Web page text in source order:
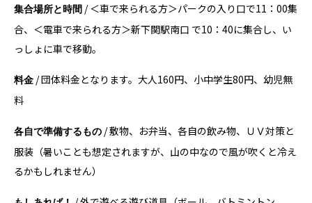
集合場所と時間 / ＜車で来られる方＞パークの入り口で11：00集
合、＜電車で来られる方＞新下関駅南口 で10：40に集合し、い
っしょに車で移動。
料金 / 団体料金となります。大人160円、小中学生80円、幼児無
料
各自で準備するもの / 敷物、お弁当、各自の飲み物、ＵＶ対策と
服装（暑いことも想定されますが、山の中なので風が吹くと冷え
るかもしれません）